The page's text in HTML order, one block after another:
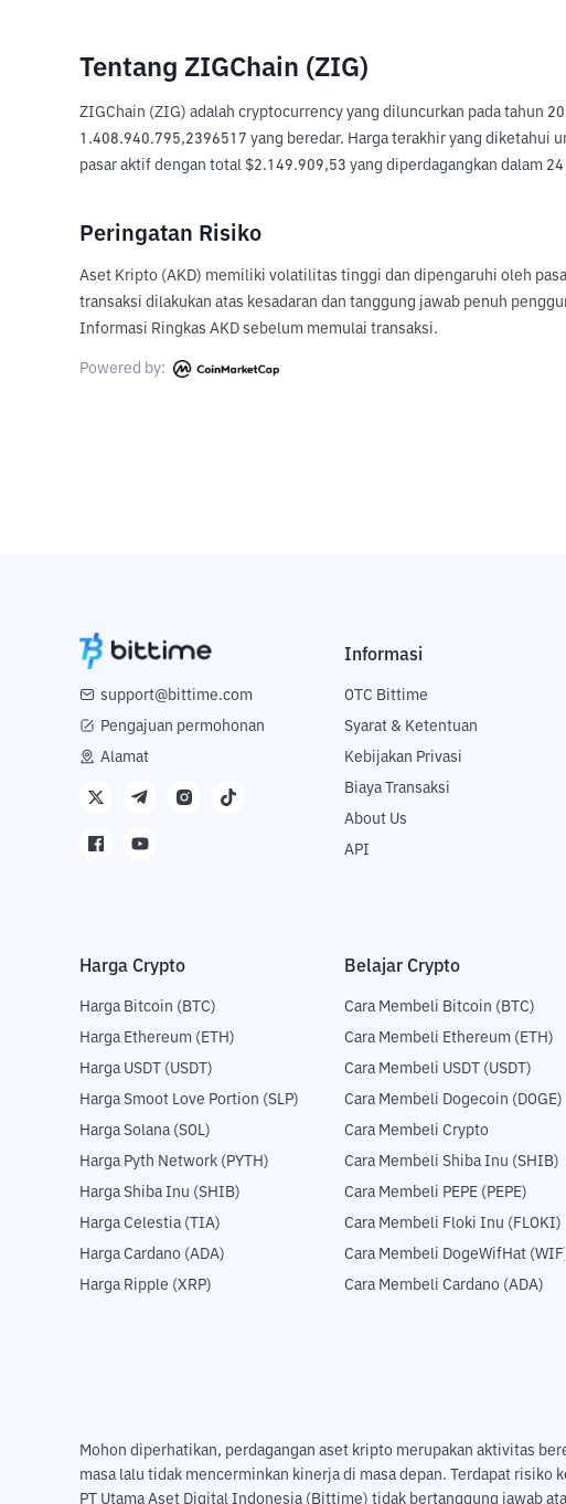
Tentang ZIGChain (ZIG)
ZIGChain (ZIG) adalah cryptocurrency yang diluncurkan pada tahun
1.408.940.795,2396517 yang beredar. Harga terakhir yang diketahui
pasar aktif dengan total $2.149.909,53 yang diperdagangkan dalam
Peringatan Risiko
Aset Kripto (AKD) memiliki volatilitas tinggi dan dipengaruhi oleh
transaksi dilakukan atas kesadaran dan tanggung jawab penuh
Informasi Ringkas AKD sebelum memulai transaksi.
Powered by:
support@bittime.com
Pengajuan permohonan
Alamat
Informasi
OTC Bittime
Syarat & Ketentuan
Kebijakan Privasi
Biaya Transaksi
About Us
API
Harga Crypto
Harga Bitcoin (BTC)
Harga Ethereum (ETH)
Harga USDT (USDT)
Harga Smoot Love Portion (SLP)
Harga Solana (SOL)
Harga Pyth Network (PYTH)
Harga Shiba Inu (SHIB)
Harga Celestia (TIA)
Harga Cardano (ADA)
Harga Ripple (XRP)
Belajar Crypto
Cara Membeli Bitcoin (BTC)
Cara Membeli Ethereum (ETH)
Cara Membeli USDT (USDT)
Cara Membeli Dogecoin (DOGE)
Cara Membeli Crypto
Cara Membeli Shiba Inu (SHIB)
Cara Membeli PEPE (PEPE)
Cara Membeli Floki Inu (FLOKI)
Cara Membeli DogeWifHat (WIF)
Cara Membeli Cardano (ADA)
Mohon diperhatikan, perdagangan aset kripto merupakan aktivitas
masa lalu tidak mencerminkan kinerja di masa depan. Terdapat
PT Utama Aset Digital Indonesia (Bittime) tidak bertanggung jawab